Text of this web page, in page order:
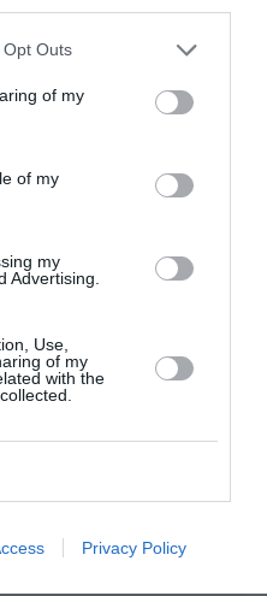
Outs
of my
of my
my
Advertising.
Use,
of my
with the
Privacy Policy
participez
à son
!